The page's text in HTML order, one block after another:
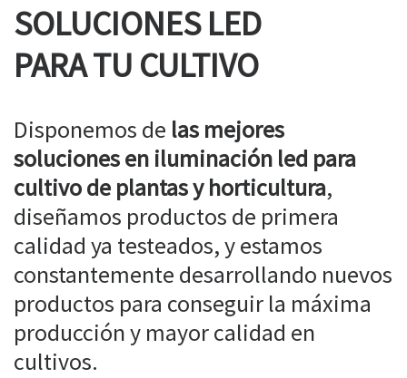
SOLUCIONES LED
PARA TU CULTIVO
Disponemos de las mejores
soluciones en iluminación led para
cultivo de plantas y horticultura,
diseñamos productos de primera
calidad ya testeados, y estamos
constantemente desarrollando nuevos
productos para conseguir la máxima
producción y mayor calidad en
cultivos.